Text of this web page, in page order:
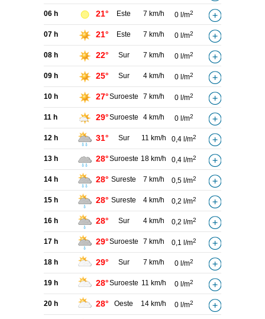
06 h 21° Este 7 km/h 0 l/m2
07 h 21° Este 7 km/h 0 l/m2
08 h 22° Sur 7 km/h 0 l/m2
09 h 25° Sur 4 km/h 0 l/m2
10 h 27°Suroeste 7 km/h 0 l/m2
11 h 29°Suroeste 4 km/h 0 l/m2
12 h 31° Sur 11 km/h 0,4 l/m2
13 h 28°Suroeste 18 km/h 0,4 l/m2
14 h 28° Sureste 7 km/h 0,5 l/m2
15 h 28° Sureste 4 km/h 0,2 l/m2
16 h 28° Sur 4 km/h 0,2 l/m2
17 h 29°Suroeste 7 km/h 0,1 l/m2
18 h 29° Sur 7 km/h 0 l/m2
19 h 28°Suroeste 11 km/h 0 l/m2
20 h 28° Oeste 14 km/h 0 l/m2